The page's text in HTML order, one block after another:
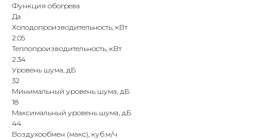
Функция обогрева
Да
Холодопроизводительность, кВт
2.05
Теплопроизводительность, кВт
2.34
Уровень шума, дБ
32
Минимальный уровень шума, дБ
18
Максимальный уровень шума, дБ
44
Воздухообмен (макс), куб.м/ч